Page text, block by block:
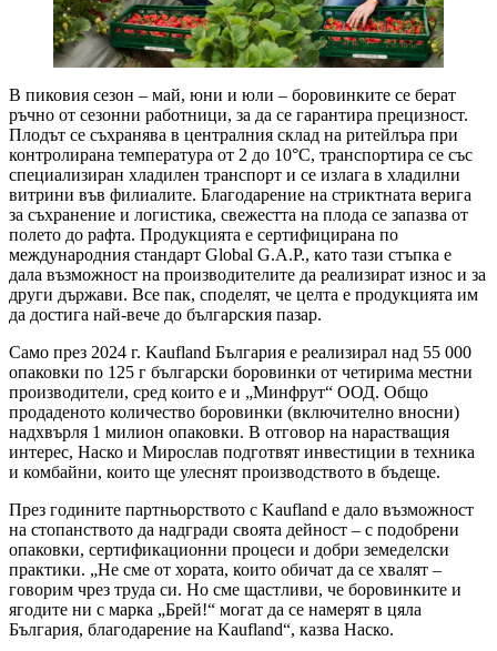
В пиковия сезон – май, юни и юли – боровинките се берат
ръчно от сезонни работници, за да се гарантира прецизност.
Плодът се съхранява в централния склад на ритейлъра при
контролирана температура от 2 до 10°C, транспортира се със
специализиран хладилен транспорт и се излага в хладилни
витрини във филиалите. Благодарение на стриктната верига
за съхранение и логистика, свежестта на плода се запазва от
полето до рафта. Продукцията е сертифицирана по
международния стандарт Global G.A.P., като тази стъпка е
дала възможност на производителите да реализират износ и за
други държави. Все пак, споделят, че целта е продукцията им
да достига най-вече до българския пазар.
Само през 2024 г. Kaufland България е реализирал над 55 000
опаковки по 125 г български боровинки от четирима местни
производители, сред които е и „Минфрут“ ООД. Общо
продаденото количество боровинки (включително вносни)
надхвърля 1 милион опаковки. В отговор на нарастващия
интерес, Наско и Мирослав подготвят инвестиции в техника
и комбайни, които ще улеснят производството в бъдеще.
През годините партньорството с Kaufland е дало възможност
на стопанството да надгради своята дейност – с подобрени
опаковки, сертификационни процеси и добри земеделски
практики. „Не сме от хората, които обичат да се хвалят –
говорим чрез труда си. Но сме щастливи, че боровинките и
ягодите ни с марка „Брей!“ могат да се намерят в цяла
България, благодарение на Kaufland“, казва Наско.